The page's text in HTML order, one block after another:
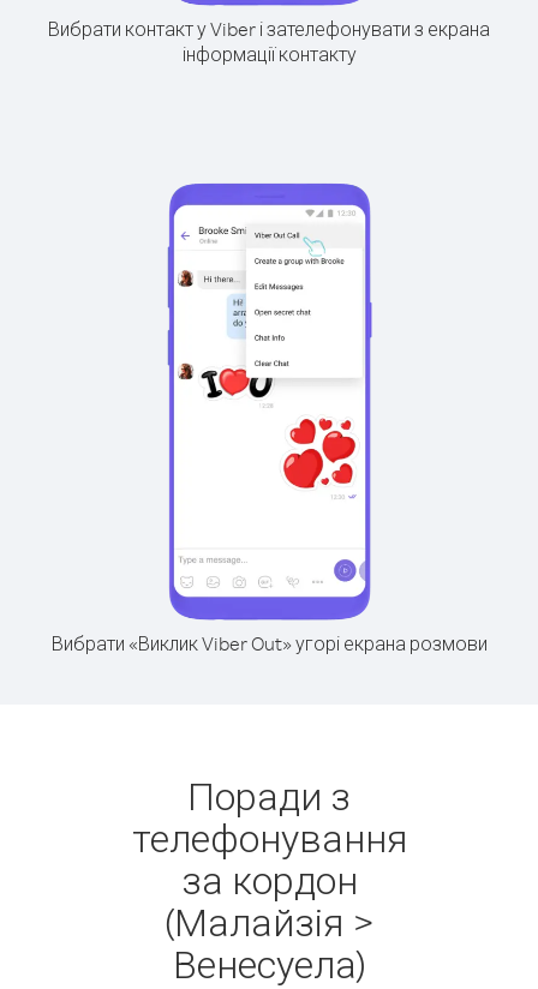
Вибрати контакт у Viber і зателефонувати з екрана
інформації контакту
Вибрати «Виклик Viber Out» угорі екрана розмови
Поради з
телефонування
за кордон
(Малайзія >
Венесуела)